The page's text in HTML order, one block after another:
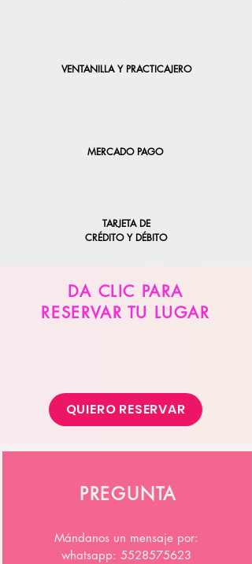
VENTANILLA Y PRACTICAJERO
MERCADO PAGO
TARJETA DE
CRÉDITO Y DÉBITO
DA CLIC PARA
RESERVAR TU LUGAR
QUIERO RESERVAR
PREGUNTA
Mándanos un mensaje por:
whatsapp: 5528575623